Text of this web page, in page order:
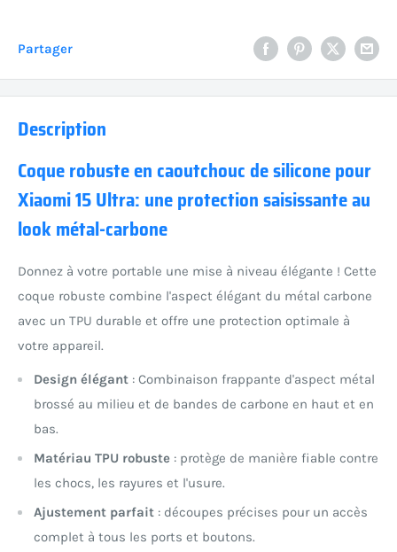
Partager
Description
Coque robuste en caoutchouc de silicone pour
Xiaomi 15 Ultra: une protection saisissante au
look métal-carbone
Donnez à votre portable une mise à niveau élégante ! Cette
coque robuste combine l'aspect élégant du métal carbone
avec un TPU durable et offre une protection optimale à
votre appareil.
Design élégant : Combinaison frappante d'aspect métal
brossé au milieu et de bandes de carbone en haut et en
bas.
Matériau TPU robuste : protège de manière fiable contre
les chocs, les rayures et l'usure.
Ajustement parfait : découpes précises pour un accès
complet à tous les ports et boutons.